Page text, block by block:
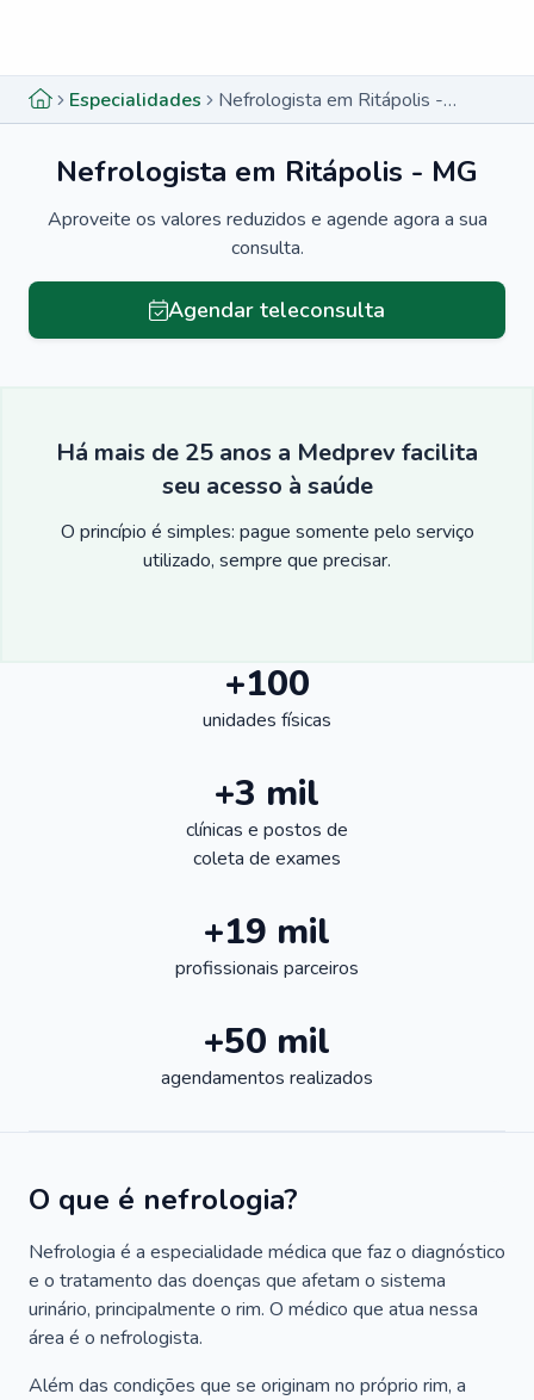
Especialidades Nefrologista em Ritápolis - MG
Nefrologista em Ritápolis - MG
Aproveite os valores reduzidos e agende agora a sua
consulta.
Agendar teleconsulta
Há mais de 25 anos a Medprev facilita
seu acesso à saúde
O princípio é simples: pague somente pelo serviço
utilizado, sempre que precisar.
+100
unidades físicas
+3 mil
clínicas e postos de
coleta de exames
+19 mil
profissionais parceiros
+50 mil
agendamentos realizados
O que é nefrologia?
Nefrologia é a especialidade médica que faz o diagnóstico
e o tratamento das doenças que afetam o sistema
urinário, principalmente o rim. O médico que atua nessa
área é o nefrologista.
Além das condições que se originam no próprio rim, a